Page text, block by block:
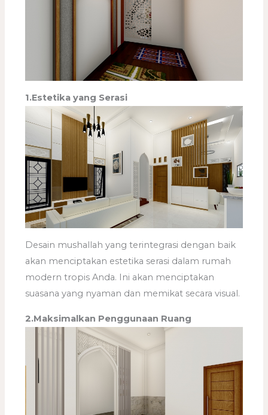
1.Estetika yang Serasi
Desain mushallah yang terintegrasi dengan baik
akan menciptakan estetika serasi dalam rumah
modern tropis Anda. Ini akan menciptakan
suasana yang nyaman dan memikat secara visual.
2.Maksimalkan Penggunaan Ruang